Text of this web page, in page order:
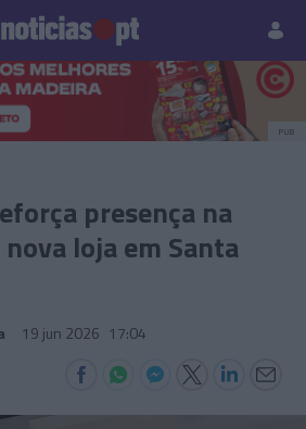
Paisagens
PUB
presença na
loja em Santa
19 jun 2026 17:04